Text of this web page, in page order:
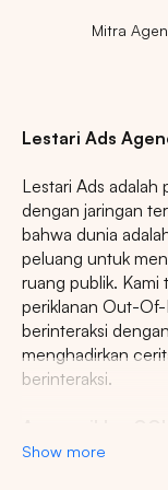
Mitra
Lestari Ads
Lestari Ads adalah
dengan jaringan
bahwa dunia
peluang untuk
ruang publik. Kami
periklanan Out-
berinteraksi
menghadirkan
berinteraksi.
Show more